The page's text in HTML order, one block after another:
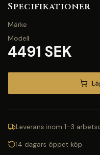
Specifikationer
Märke
Modell
4491 SEK
Leverans inom 1–3
14 dagars öppet köp